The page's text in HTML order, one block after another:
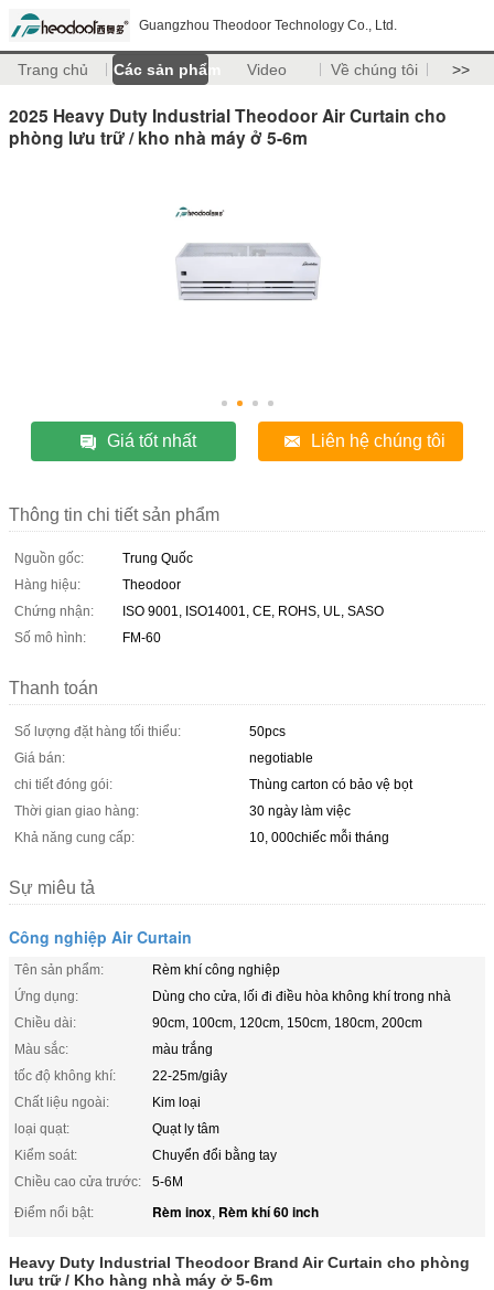
Guangzhou Theodoor Technology Co., Ltd.
Trang chủ Các sản phẩm Video Về chúng tôi >>
2025 Heavy Duty Industrial Theodoor Air Curtain cho
phòng lưu trữ / kho nhà máy ở 5-6m
Giá tốt nhất Liên hệ chúng tôi
Thông tin chi tiết sản phẩm
Nguồn gốc:
Trung Quốc
Hàng hiệu:
Theodoor
Chứng nhận:
ISO 9001, ISO14001, CE, ROHS, UL, SASO
Số mô hình:
FM-60
Thanh toán
Số lượng đặt hàng tối thiểu:
50pcs
Giá bán:
negotiable
chi tiết đóng gói:
Thùng carton có bảo vệ bọt
Thời gian giao hàng:
30 ngày làm việc
Khả năng cung cấp:
10, 000chiếc mỗi tháng
Sự miêu tả
Công nghiệp Air Curtain
Tên sản phẩm:
Rèm khí công nghiệp
Ứng dụng:
Dùng cho cửa, lối đi điều hòa không khí trong nhà
Chiều dài:
90cm, 100cm, 120cm, 150cm, 180cm, 200cm
Màu sắc:
màu trắng
tốc độ không khí:
22-25m/giây
Chất liệu ngoài:
Kim loại
loại quạt:
Quạt ly tâm
Kiểm soát:
Chuyển đổi bằng tay
Chiều cao cửa trước:
5-6M
Điểm nổi bật:
Rèm inox, Rèm khí 60 inch
Heavy Duty Industrial Theodoor Brand Air Curtain cho phòng
lưu trữ / Kho hàng nhà máy ở 5-6m